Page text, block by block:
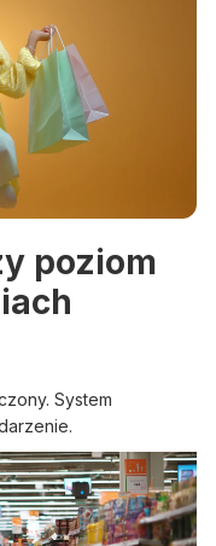
poziom
System